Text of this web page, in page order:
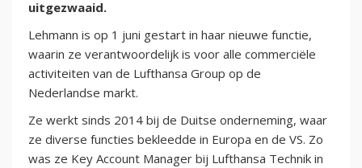
uitgezwaaid.
Lehmann is op 1 juni gestart in haar nieuwe functie,
waarin ze verantwoordelijk is voor alle commerciële
activiteiten van de Lufthansa Group op de
Nederlandse markt.
Ze werkt sinds 2014 bij de Duitse onderneming, waar
ze diverse functies bekleedde in Europa en de VS. Zo
was ze Key Account Manager bij Lufthansa Technik in